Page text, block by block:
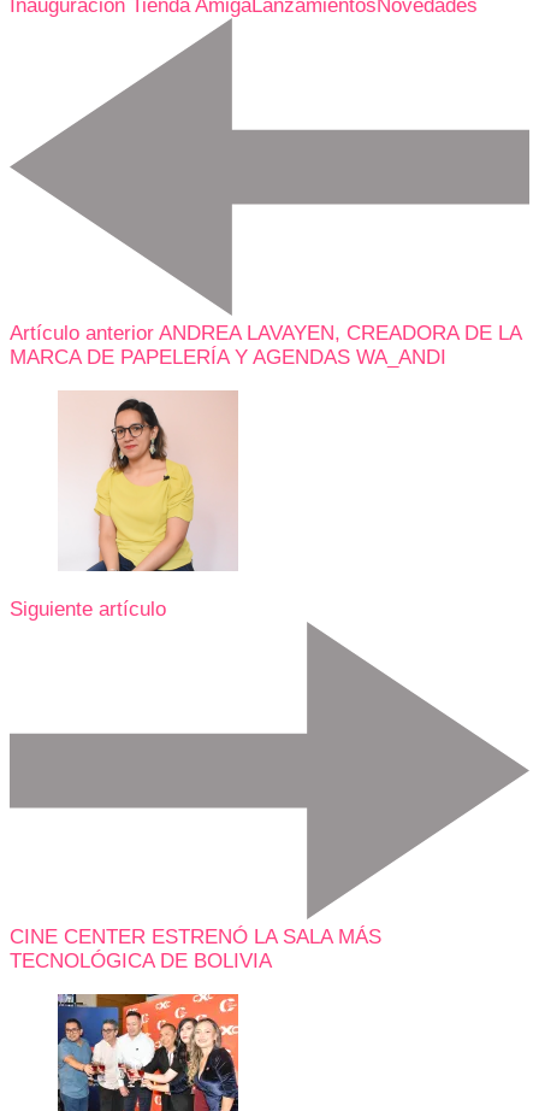
Inauguracion Tienda AmigaLanzamientosNovedades
Artículo anterior ANDREA LAVAYEN, CREADORA DE LA
MARCA DE PAPELERÍA Y AGENDAS WA_ANDI
Siguiente artículo
CINE CENTER ESTRENÓ LA SALA MÁS
TECNOLÓGICA DE BOLIVIA